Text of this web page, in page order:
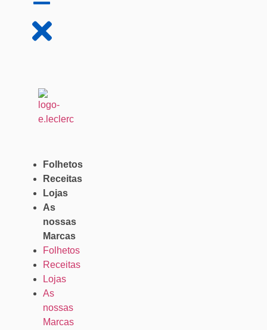
Folhetos
Receitas
Lojas
As
nossas
Marcas
Folhetos
Receitas
Lojas
As
nossas
Marcas